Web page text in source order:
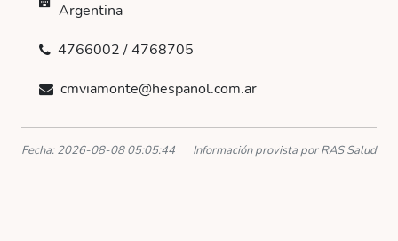
Argentina
4766002 / 4768705
cmviamonte@hespanol.com.ar
Fecha: 2026-08-08 05:05:44 Información provista por RAS Salud